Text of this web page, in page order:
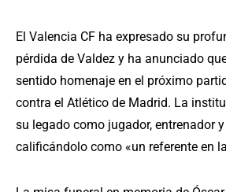
El Valencia CF ha expresado su
pérdida de Valdez y ha anunciado
sentido homenaje en el próximo
contra el Atlético de Madrid. La
su legado como jugador, entrenador
calificándolo como «un referente en